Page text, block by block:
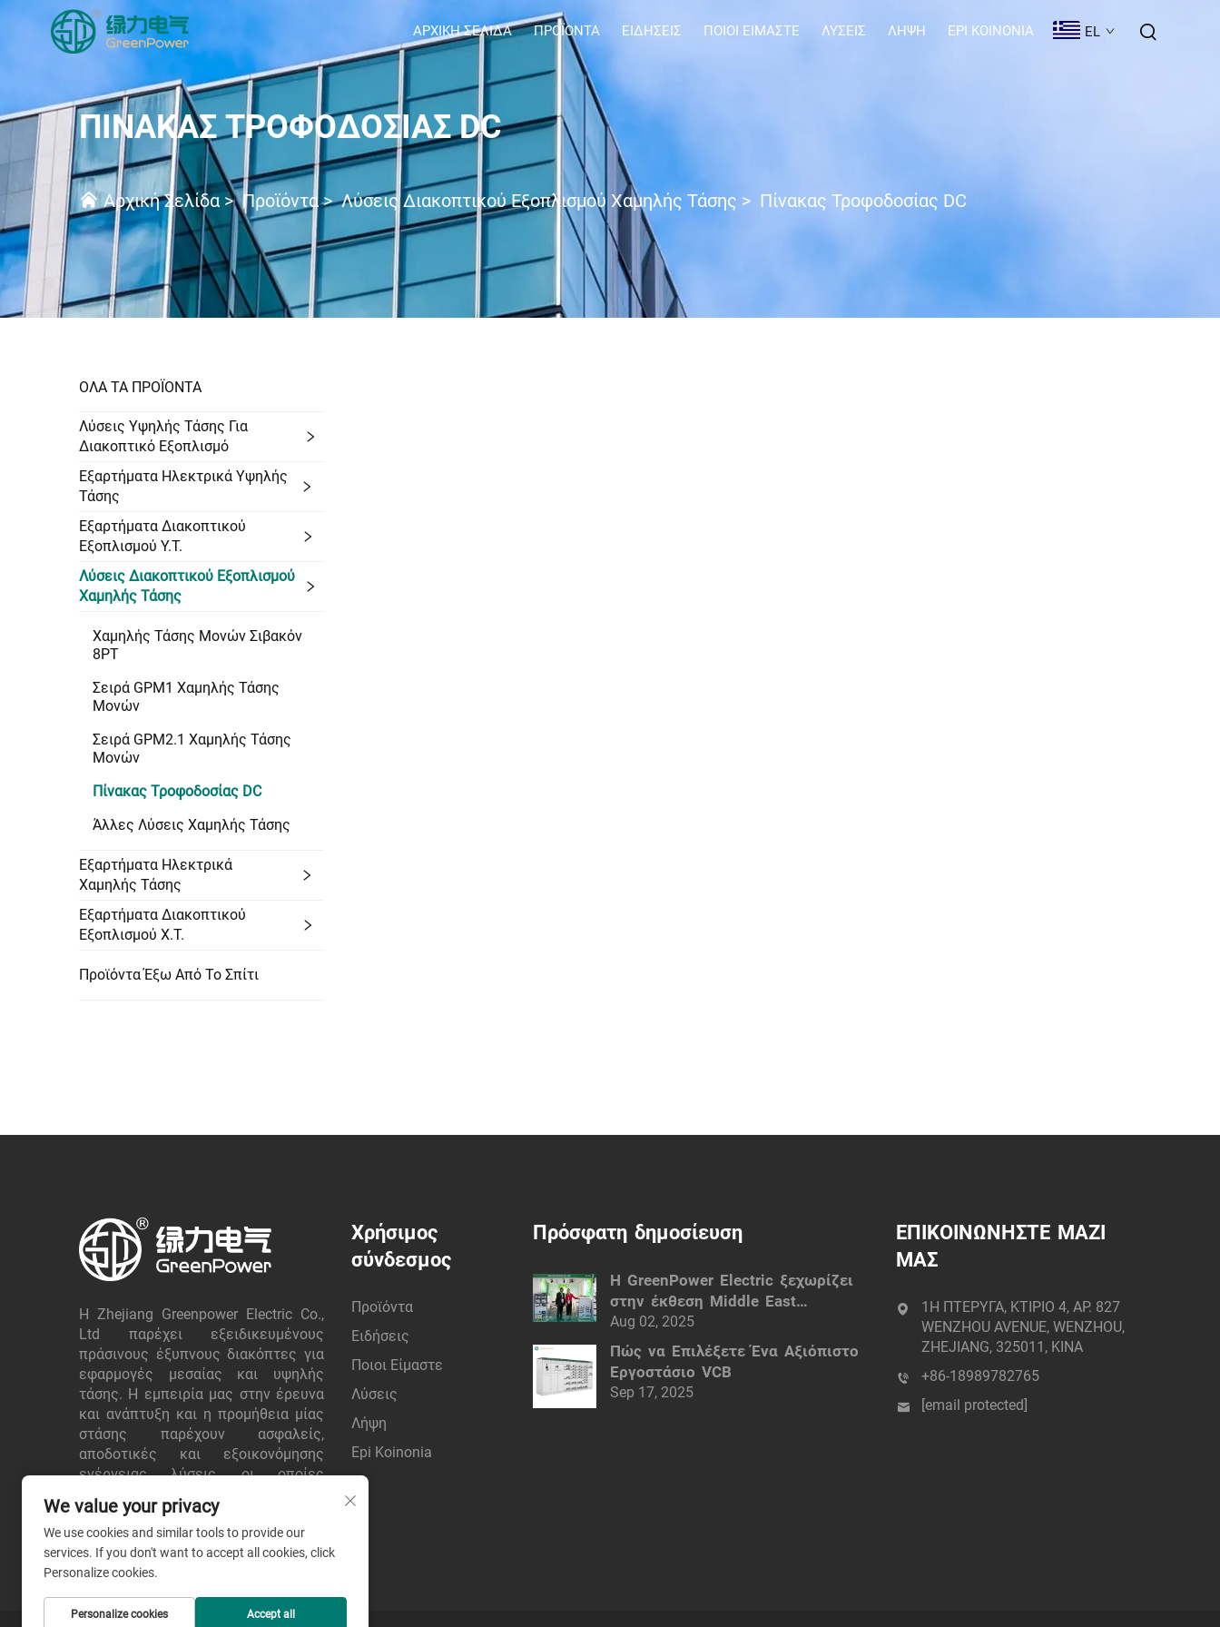
ΑΡΧΙΚΉ ΣΕΛΊΔΑ ΠΡΟΪΌΝΤΑ ΕΙΔΉΣΕΙΣ ΠΟΙΟΙ ΕΊΜΑΣΤΕ ΛΎΣΕΙΣ ΛΉΨΗ EPI KOINONIA EL
ΠΊΝΑΚΑΣ ΤΡΟΦΟΔΟΣΊΑΣ DC
Αρχική Σελίδα >Προϊόντα>Λύσεις Διακοπτικού Εξοπλισμού Χαμηλής Τάσης > Πίνακας Τροφοδοσίας DC
ΟΛΑ ΤΑ ΠΡΟΪΟΝΤΑ
Λύσεις Υψηλής Τάσης Για
Διακοπτικό Εξοπλισμό
Εξαρτήματα Ηλεκτρικά Υψηλής
Τάσης
Εξαρτήματα Διακοπτικού
Εξοπλισμού Υ.Τ.
Λύσεις Διακοπτικού Εξοπλισμού
Χαμηλής Τάσης
Χαμηλής Τάσης Μονών Σιβακόν
8PT
Σειρά GPM1 Χαμηλής Τάσης
Μονών
Σειρά GPM2.1 Χαμηλής Τάσης
Μονών
Πίνακας Τροφοδοσίας DC
Άλλες Λύσεις Χαμηλής Τάσης
Εξαρτήματα Ηλεκτρικά
Χαμηλής Τάσης
Εξαρτήματα Διακοπτικού
Εξοπλισμού Χ.Τ.
Προϊόντα Έξω Από Το Σπίτι
Η Zhejiang Greenpower Electric Co.,
Ltd παρέχει εξειδικευμένους
πράσινους έξυπνους διακόπτες για
εφαρμογές μεσαίας και υψηλής
τάσης. Η εμπειρία μας στην έρευνα
και ανάπτυξη και η προμήθεια μίας
στάσης παρέχουν ασφαλείς,
αποδοτικές και εξοικονόμησης
ενέργειας λύσεις, οι οποίες
εμπιστεύονται παγκόσμιοι πελάτες.
Ζητήστε προσφορά σήμερα.
Χρήσιμος
σύνδεσμος
Προϊόντα
Ειδήσεις
Ποιοι Είμαστε
Λύσεις
Λήψη
Epi Koinonia
Πρόσφατη δημοσίευση
Η GreenPower Electric ξεχωρίζει
στην έκθεση Middle East
Electricity (MEE) του Ντούμπαϊ:
Έξυπνες ηλεκτρικές λύσεις
Aug 02, 2025
Πώς να Επιλέξετε Ένα Αξιόπιστο
Εργοστάσιο VCB
Sep 17, 2025
ΕΠΙΚΟΙΝΩΝΗΣΤΕ ΜΑΖΙ
ΜΑΣ
1Η ΠΤΕΡΥΓΑ, ΚΤΙΡΙΟ 4, ΑΡ. 827
WENZHOU AVENUE, WENZHOU,
ZHEJIANG, 325011, ΚΙΝΑ
+86-18989782765
[email protected]
We value your privacy
We use cookies and similar tools to provide our
services. If you don't want to accept all cookies, click
Personalize cookies.
Personalize cookies Accept all